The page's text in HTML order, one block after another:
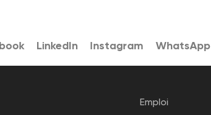
LinkedIn Instagram WhatsApp
Emploi